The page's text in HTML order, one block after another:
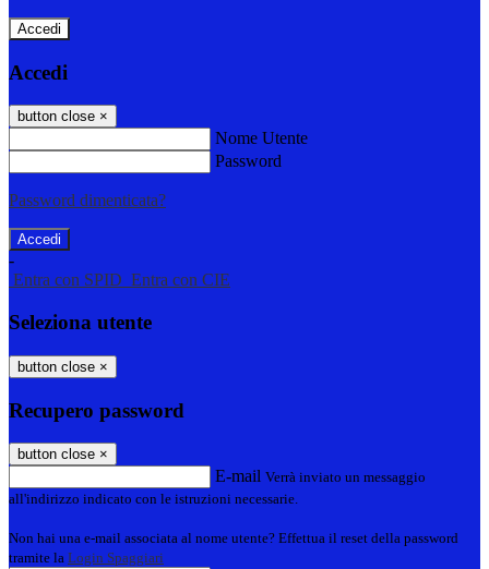
Accedi
Accedi
button close ×
Nome Utente
Password
Password dimenticata?
-
Entra con SPID Entra con CIE
Seleziona utente
button close ×
Recupero password
button close ×
E-mail Verrà inviato un messaggio
all'indirizzo indicato con le istruzioni necessarie.
Non hai una e-mail associata al nome utente? Effettua il reset della password
tramite la Login Spaggiari